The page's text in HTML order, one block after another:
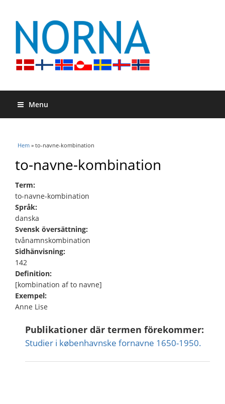
Menu
Du är här
Hem » to-navne-kombination
to-navne-kombination
Term:
to-navne-kombination
Språk:
danska
Svensk översättning:
tvånamnskombination
Sidhänvisning:
142
Definition:
[kombination af to navne]
Exempel:
Anne Lise
Publikationer där termen förekommer:
Studier i københavnske fornavne 1650-1950.